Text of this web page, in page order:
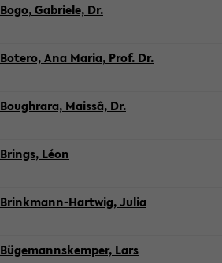
Bogo, Ga­brie­le, Dr.
Bo­te­ro, Ana Maria, Prof. Dr.
Bou­ghra­ra, Maissâ, Dr.
Brings, Léon
Brinkmann-​Hartwig, Julia
Bü­ge­manns­kem­per, Lars